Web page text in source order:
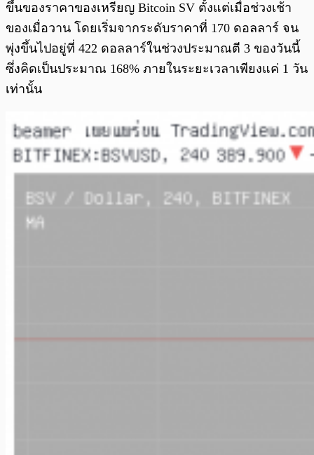
ขึ้นของราคาของเหรียญ Bitcoin SV ตั้งแต่เมื่อช่วงเช้า
ของเมื่อวาน โดยเริ่มจากระดับราคาที่ 170 ดอลลาร์ จน
พุ่งขึ้นไปอยู่ที่ 422 ดอลลาร์ในช่วงประมาณตี 3 ของวันนี้
ซึ่งคิดเป็นประมาณ 168% ภายในระยะเวลาเพียงแค่ 1 วัน
เท่านั้น